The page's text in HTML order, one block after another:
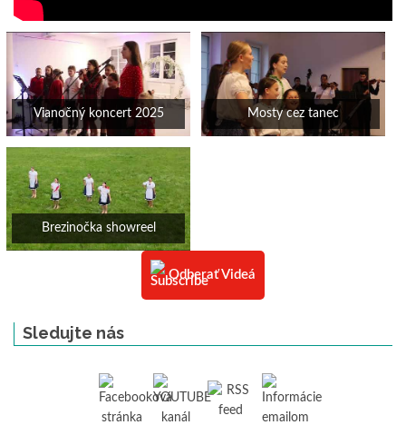
Odberať Videá
Vianočný koncert 2025 Mosty cez tanec
Brezinočka showreel
Sledujte nás